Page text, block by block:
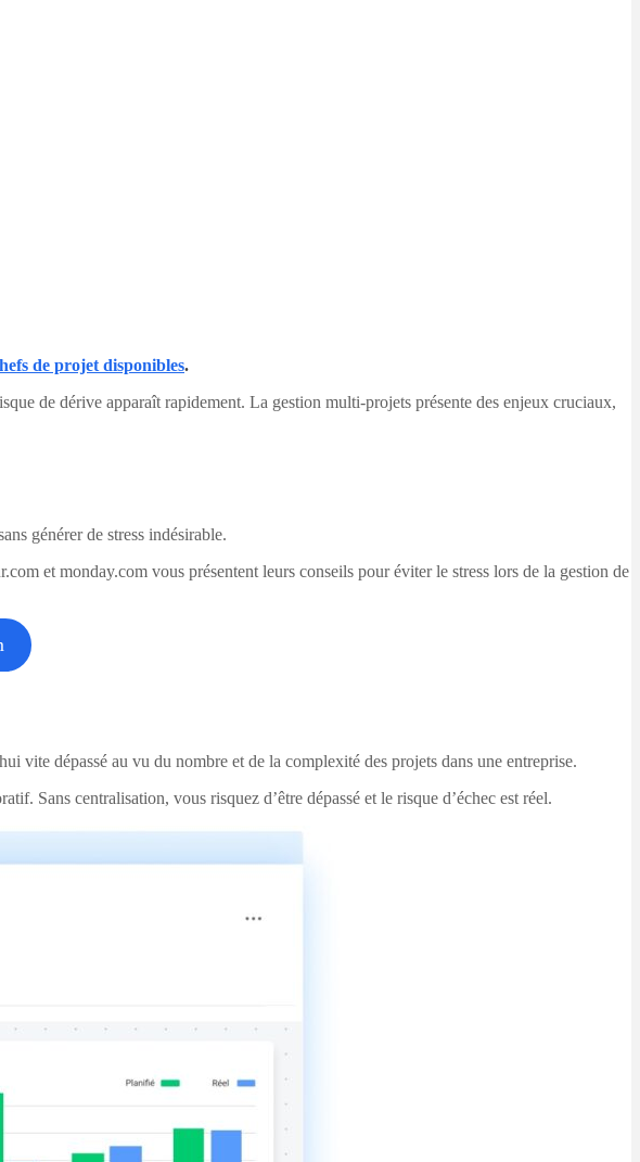
de projet disponibles.
de dérive apparaît rapidement. La gestion multi-projets présente des enjeux cruciaux,
générer de stress indésirable.
et monday.com vous présentent leurs conseils pour éviter le stress lors de la gestion de
vite dépassé au vu du nombre et de la complexité des projets dans une entreprise.
Sans centralisation, vous risquez d’être dépassé et le risque d’échec est réel.